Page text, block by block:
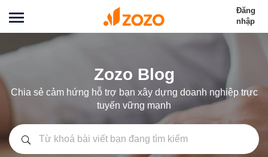
Đăng
nhập
Zozo Blog
Chia sẻ cảm hứng hỗ trợ bạn xây dựng doanh nghiệp trực
tuyến vững mạnh